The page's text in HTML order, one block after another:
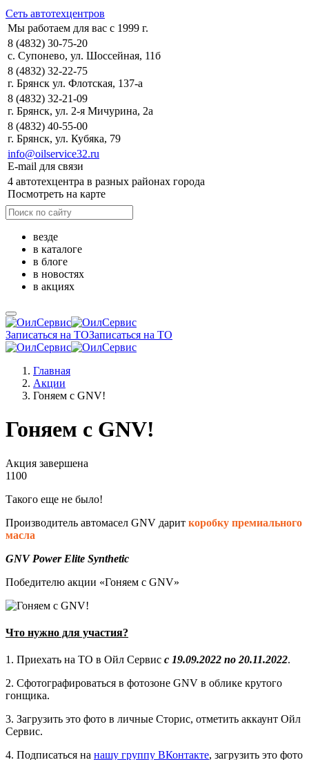
Сеть автотехцентров
Мы работаем для вас с 1999 г.
8 (4832) 30-75-20
с. Супонево, ул. Шоссейная, 11б
8 (4832) 32-22-75
г. Брянск ул. Флотская, 137-а
8 (4832) 32-21-09
г. Брянск, ул. 2-я Мичурина, 2а
8 (4832) 40-55-00
г. Брянск, ул. Кубяка, 79
info@oilservice32.ru
E-mail для связи
4 автотехцентра в разных районах города
Посмотреть на карте
везде
в каталоге
в блоге
в новостях
в акциях
Записаться на ТОЗаписаться на ТО
Главная
Акции
Гоняем с GNV!
Гоняем с GNV!
Акция завершена
1100
Такого еще не было!
Производитель автомасел GNV дарит коробку премиального
масла
GNV Power Elite Synthetic
Победителю акции «Гоняем с GNV»
Что нужно для участия?
1. Приехать на ТО в Ойл Сервис с 19.09.2022 по 20.11.2022.
2. Сфотографироваться в фотозоне GNV в облике крутого
гонщика.
3. Загрузить это фото в личные Сторис, отметить аккаунт Ойл
Сервис.
4. Подписаться на нашу группу ВКонтакте, загрузить это фото